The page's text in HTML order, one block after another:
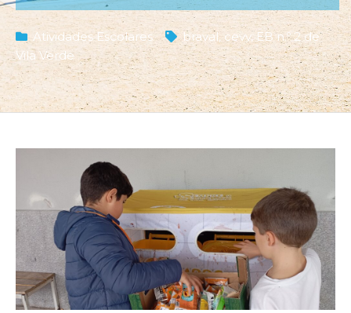
Atividades Escolares braval,cevv, EB n.º 2 de
Vila Verde